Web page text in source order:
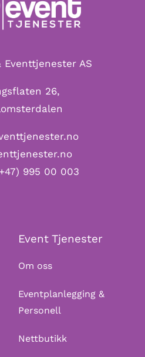
Eventtjenester AS
26,
995 00 003
Event Tjenester
Om oss
Eventplanlegging &
Personell
Nettbutikk